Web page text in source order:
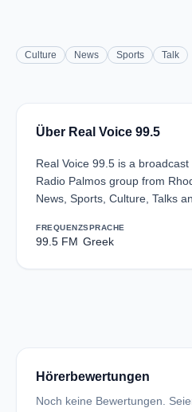
Culture News Sports Talk
Über Real Voice 99.5
Real Voice 99.5 is a
Radio Palmos group from
News, Sports, Culture, Talks
FREQUENZ
99.5 FM
SPRACHE
Greek
Hörerbewertungen
Noch keine Bewertungen.